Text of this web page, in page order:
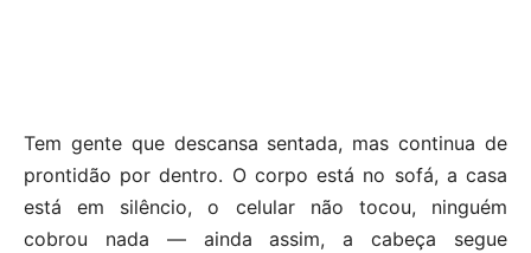
Tem gente que descansa sentada, mas continua de
prontidão por dentro. O corpo está no sofá, a casa
está em silêncio, o celular não tocou, ninguém
cobrou nada — ainda assim, a cabeça segue